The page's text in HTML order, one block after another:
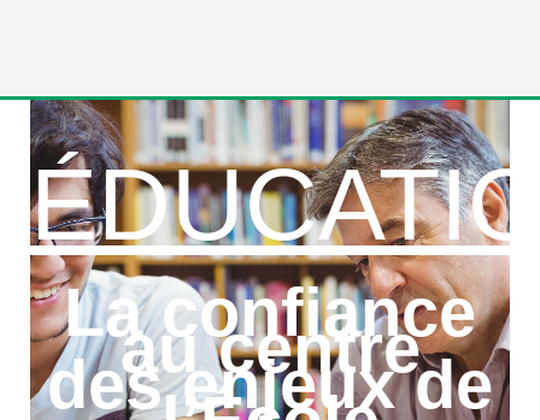
La confiance
au centre
des enjeux de